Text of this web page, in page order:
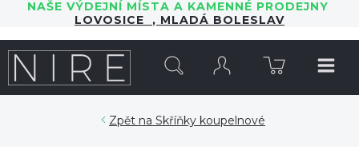
NAŠE VÝDEJNÍ MÍSTA A KAMENNÉ PRODEJNY
LOVOSICE , MLADÁ BOLESLAV
Skříňky koupelnové